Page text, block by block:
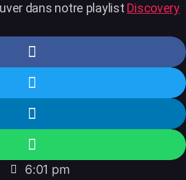
dans notre playlist Discovery
6:01 pm